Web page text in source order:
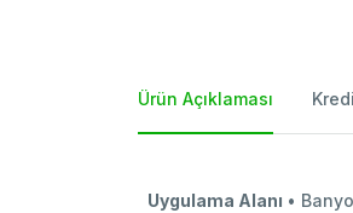
Ürün Açıklaması
Uygulama Alanı •